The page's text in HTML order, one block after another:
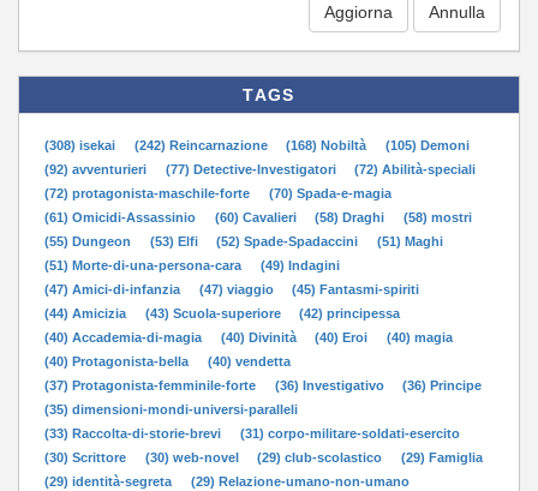
Aggiorna
TAGS
(308) isekai (242) Reincarnazione (168) Nobiltà
(105) Demoni
(92) avventurieri
(77) Detective-Investigatori
(72) Abilità-speciali
(72) protagonista-maschile-forte
(70) Spada-e-magia
(61) Omicidi-Assassinio
(60) Cavalieri (58) Draghi
(58) mostri
(55) Dungeon
(53) Elfi (52) Spade-Spadaccini
(51) Maghi
(51) Morte-di-una-persona-cara
(49) Indagini
(47) Amici-di-infanzia
(47) viaggio
(45) Fantasmi-spiriti
(44) Amicizia
(43) Scuola-superiore
(42) principessa
(40) Accademia-di-magia
(40) Divinità (40) Eroi
(40) magia
(40) Protagonista-bella
(40) vendetta
(37) Protagonista-femminile-forte
(36) Investigativo
(36) Principe
(35) dimensioni-mondi-universi-paralleli
(33) Raccolta-di-storie-brevi
(31) corpo-militare-soldati-esercito
(30) Scrittore
(30) web-novel (29) club-scolastico
(29) Famiglia
(29) identità-segreta
(29) Relazione-umano-non-umano